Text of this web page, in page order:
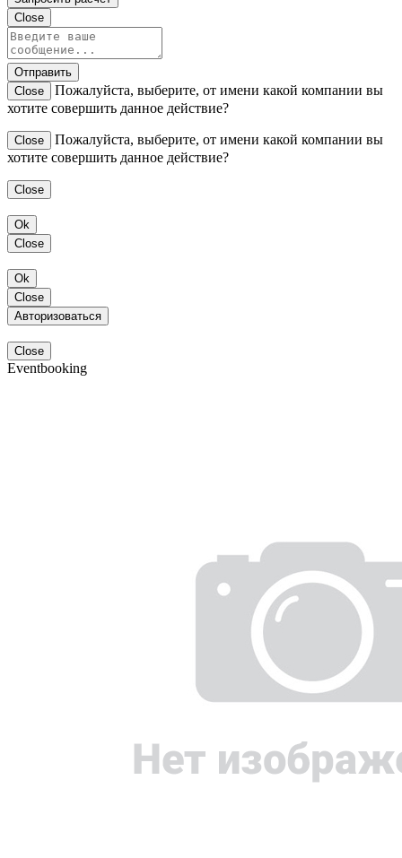
Close
Отправить
Close
Пожалуйста, выберите, от имени какой компании вы
хотите совершить данное действие?
Close
Пожалуйста, выберите, от имени какой компании вы
хотите совершить данное действие?
Close
Ok
Close
Ok
Close
Авторизоваться
Close
Eventbooking